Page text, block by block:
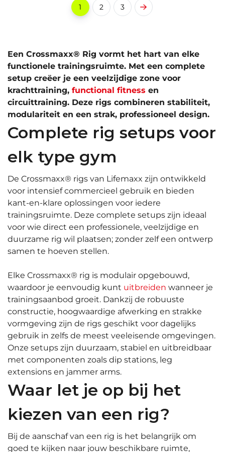
1 2 3
Een Crossmaxx® Rig vormt het hart van elke
functionele trainingsruimte. Met een complete
setup creëer je een veelzijdige zone voor
krachttraining, functional fitness en
circuittraining. Deze rigs combineren stabiliteit,
modulariteit en een strak, professioneel design.
Complete rig setups voor
elk type gym
De Crossmaxx® rigs van Lifemaxx zijn ontwikkeld
voor intensief commercieel gebruik en bieden
kant-en-klare oplossingen voor iedere
trainingsruimte. Deze complete setups zijn ideaal
voor wie direct een professionele, veelzijdige en
duurzame rig wil plaatsen; zonder zelf een ontwerp
samen te hoeven stellen.
Elke Crossmaxx® rig is modulair opgebouwd,
waardoor je eenvoudig kunt uitbreiden wanneer je
trainingsaanbod groeit. Dankzij de robuuste
constructie, hoogwaardige afwerking en strakke
vormgeving zijn de rigs geschikt voor dagelijks
gebruik in zelfs de meest veeleisende omgevingen.
Onze setups zijn duurzaam, stabiel en uitbreidbaar
met componenten zoals dip stations, leg
extensions en jammer arms.
Waar let je op bij het
kiezen van een rig?
Bij de aanschaf van een rig is het belangrijk om
goed te kijken naar jouw beschikbare ruimte,